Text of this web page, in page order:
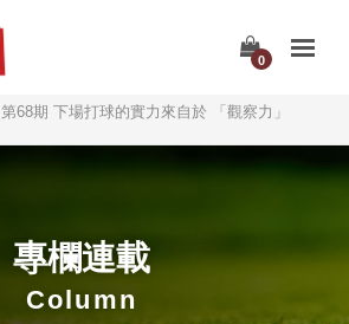
0
第68期 下場打球的實力來自於 「觀察力」
專欄連載
Column